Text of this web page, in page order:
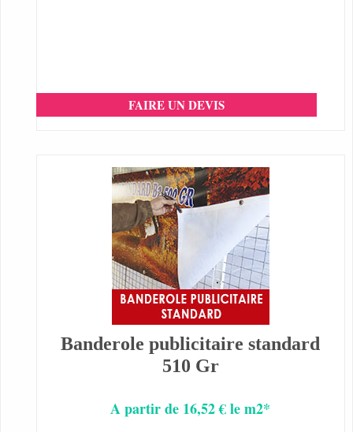
FAIRE UN DEVIS
Banderole publicitaire standard
510 Gr
A partir de 16,52 € le m2*